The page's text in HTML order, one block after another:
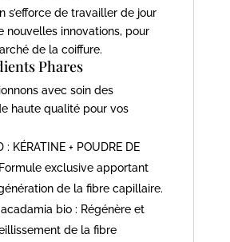
s’efforce de travailler de jour
nouvelles innovations, pour
de la coiffure.
Phares
avec soin des
haute qualité pour vos
KÉRATINE + POUDRE DE
exclusive apportant
de la fibre capillaire.
bio : Régénère et
de la fibre